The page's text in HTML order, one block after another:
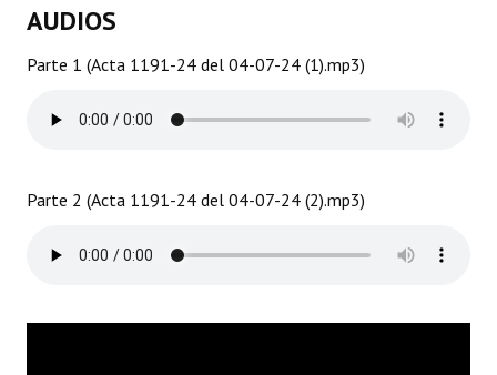
Informes de Gestión
AUDIOS
Parte 1 (Acta 1191-24 del 04-07-24 (1).mp3)
Parte 2 (Acta 1191-24 del 04-07-24 (2).mp3)